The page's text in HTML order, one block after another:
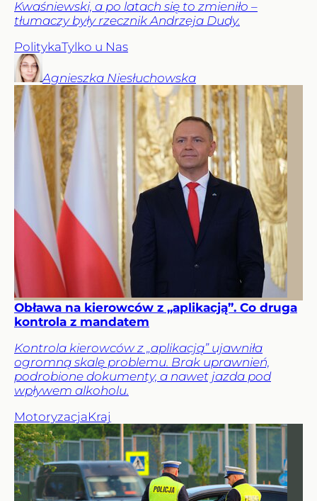
Kwaśniewski, a po latach się to zmieniło –
tłumaczy były rzecznik Andrzeja Dudy.
PolitykaTylko u Nas
Agnieszka Niesłuchowska
Obława na kierowców z „aplikacją”. Co druga
kontrola z mandatem
Kontrola kierowców z „aplikacją” ujawniła
ogromną skalę problemu. Brak uprawnień,
podrobione dokumenty, a nawet jazda pod
wpływem alkoholu.
MotoryzacjaKraj